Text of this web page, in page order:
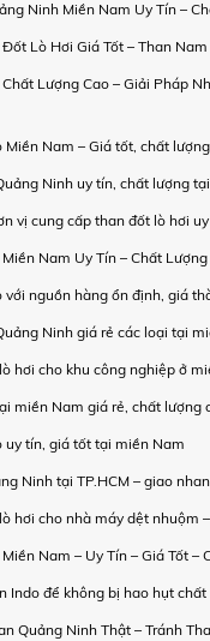
Ninh Miền Nam Uy Tín –
Lò Hơi Giá Tốt – Than Nam
Lượng Cao – Giải Pháp
Miền Nam – Giá tốt, chất
Ninh uy tín, chất lượng
vị cung cấp than đốt lò hơi
Nam Uy Tín – Chất
với nguồn hàng ổn định, giá
Ninh giá rẻ các loại tại
hơi cho khu công nghiệp ở
miền Nam giá rẻ, chất lượng
uy tín, giá tốt tại miền Nam
Ninh tại TP.HCM – giao
hơi cho nhà máy dệt nhuộm
Nam – Uy Tín – Giá Tốt –
Indo để không bị hao hụt
Quảng Ninh Thật – Tránh